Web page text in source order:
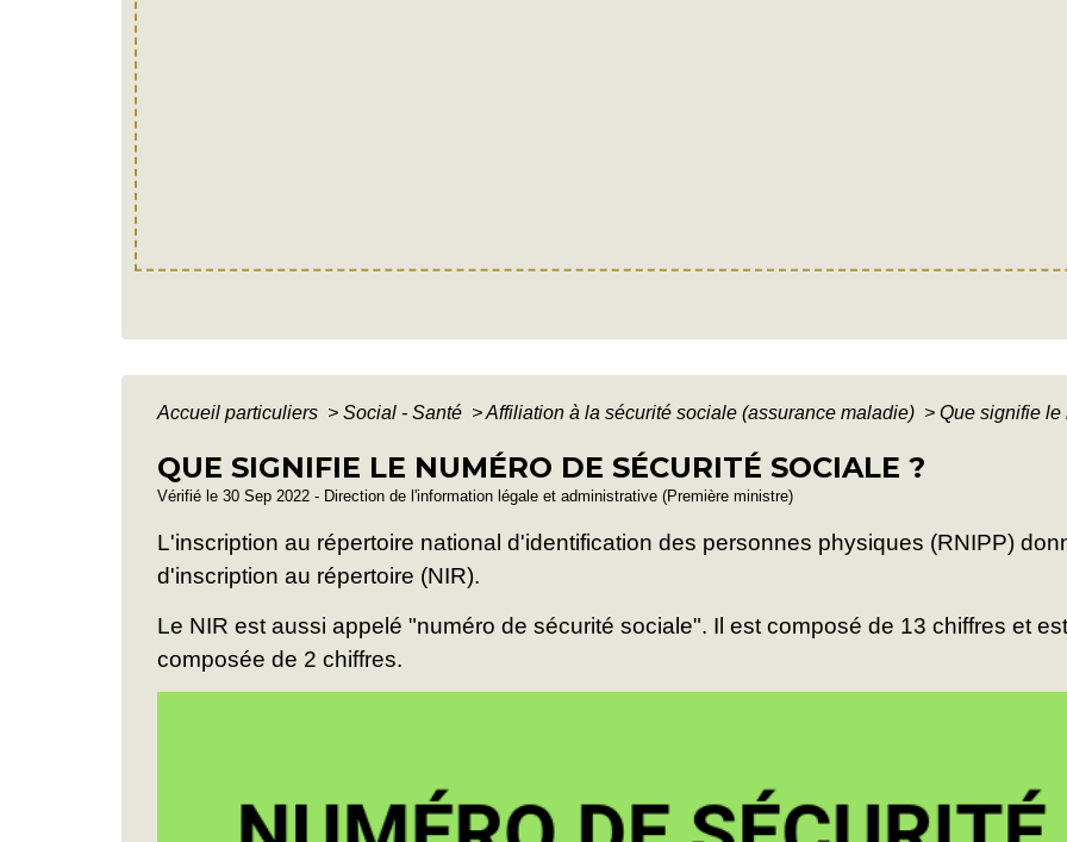
Accueil particuliers > Social - Santé >Affiliation à la sécurité sociale (assurance maladie) > Que signifie le
QUE SIGNIFIE LE NUMÉRO DE SÉCURITÉ SOCIALE ?
Vérifié le 30 Sep 2022 - Direction de l'information légale et administrative (Première ministre)
L'inscription au répertoire national d'identification des personnes physiques (RNIPP)
d'inscription au répertoire (NIR).
Le NIR est aussi appelé "numéro de sécurité sociale". Il est composé de 13 chiffres et
composée de 2 chiffres.